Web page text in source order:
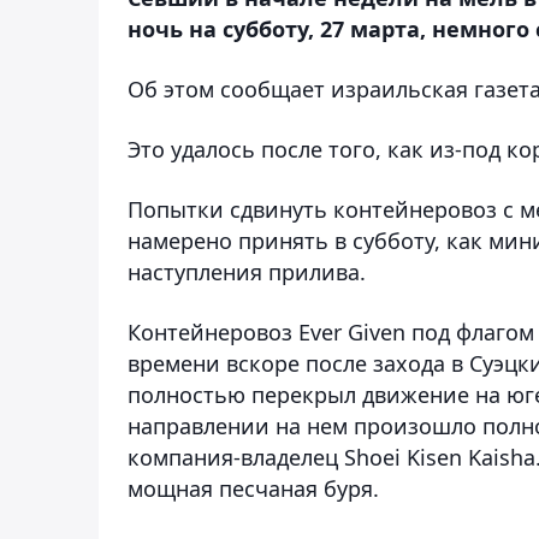
ночь на субботу, 27 марта, немного
Об этом сообщает израильская
Это удалось после того, как из-под
Попытки сдвинуть контейнеровоз с
намерено принять в субботу, как
наступления прилива.
Контейнеровоз Ever Given под
времени вскоре после захода в
полностью перекрыл движение на
направлении на нем произошло
компания-владелец Shoei Kisen
мощная песчаная буря.